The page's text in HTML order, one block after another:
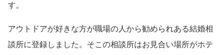
す。
アウトドアが好きな方が職場の人から勧められある結婚相
談所に登録しました。そこの相談所はお見合い場所がホテ